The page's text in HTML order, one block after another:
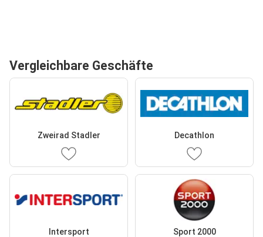
Vergleichbare Geschäfte
Zweirad Stadler Decathlon
Intersport Sport 2000